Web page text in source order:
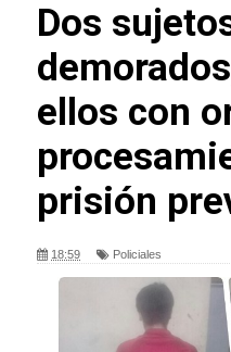
Dos
ellos con
prisión
18:59 Policiales